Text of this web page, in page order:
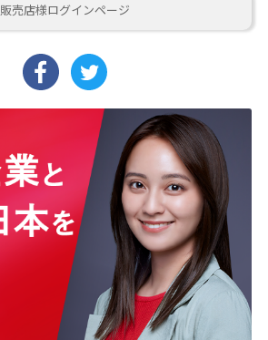
販売店様ログインページ